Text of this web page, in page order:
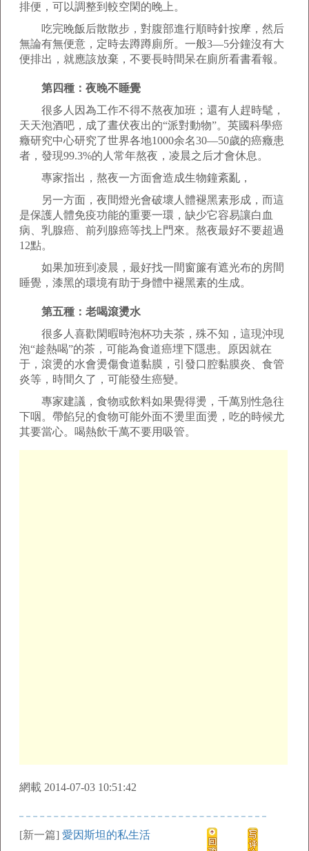
排便，可以調整到較空閑的晚上。
吃完晚飯后散散步，對腹部進行順時針按摩，然后
無論有無便意，定時去蹲蹲廁所。一般3—5分鐘沒有大
便排出，就應該放棄，不要長時間呆在廁所看書看報。
第四種：夜晚不睡覺
很多人因為工作不得不熬夜加班；還有人趕時髦，
天天泡酒吧，成了晝伏夜出的“派對動物”。英國科學癌
癥研究中心研究了世界各地1000余名30—50歲的癌癥患
者，發現99.3%的人常年熬夜，凌晨之后才會休息。
專家指出，熬夜一方面會造成生物鐘紊亂，
另一方面，夜間燈光會破壞人體褪黑素形成，而這
是保護人體免疫功能的重要一環，缺少它容易讓白血
病、乳腺癌、前列腺癌等找上門來。熬夜最好不要超過
12點。
如果加班到凌晨，最好找一間窗簾有遮光布的房間
睡覺，漆黑的環境有助于身體中褪黑素的生成。
第五種：老喝滾燙水
很多人喜歡閑暇時泡杯功夫茶，殊不知，這現沖現
泡“趁熱喝”的茶，可能為食道癌埋下隱患。原因就在
于，滾燙的水會燙傷食道黏膜，引發口腔黏膜炎、食管
炎等，時間久了，可能發生癌變。
專家建議，食物或飲料如果覺得燙，千萬別性急往
下咽。帶餡兒的食物可能外面不燙里面燙，吃的時候尤
其要當心。喝熱飲千萬不要用吸管。
網載 2014-07-03 10:51:42
[新一篇] 愛因斯坦的私生活